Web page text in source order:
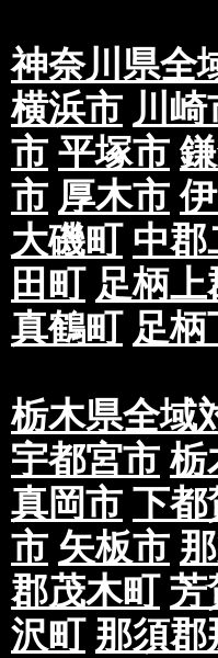
神奈川県全
横浜市 川崎
市 平塚市
市 厚木市
大磯町 中郡
田町 足柄
真鶴町 足
栃木県全域
宇都宮市 栃
真岡市 下都
市 矢板市
郡茂木町 芳
沢町 那須郡